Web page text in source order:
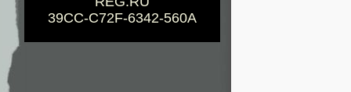
39CC-C72F-6342-560A